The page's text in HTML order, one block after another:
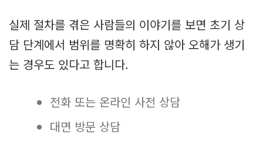
실제 절차를 겪은 사람들의 이야기를 보면 초기 상
담 단계에서 범위를 명확히 하지 않아 오해가 생기
는 경우도 있다고 합니다.
전화 또는 온라인 사전 상담
대면 방문 상담